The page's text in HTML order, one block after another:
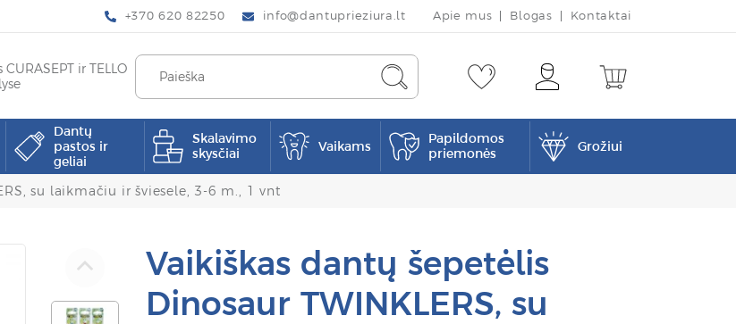
+370 620 82250 info@dantuprieziura.lt Apie mus Blogas Kontaktai
ir TELLO
Dantų
pastos ir
geliai
Skalavimo
skysčiai
Vaikams
Papildomos
priemonės
Grožiui
su laikmačiu ir šviesele, 3-6 m., 1 vnt
Vaikiškas dantų šepetėlis
Dinosaur TWINKLERS, su